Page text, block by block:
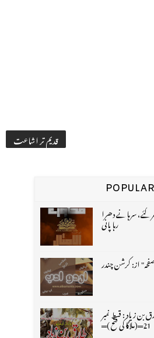
قدیم تر اشاعت
POPULAR
سرہانے دھرا
رہا پانی
از: کرشن چندر
زیاد : قسط نمبر
21═(ملاگا کی فتح )═